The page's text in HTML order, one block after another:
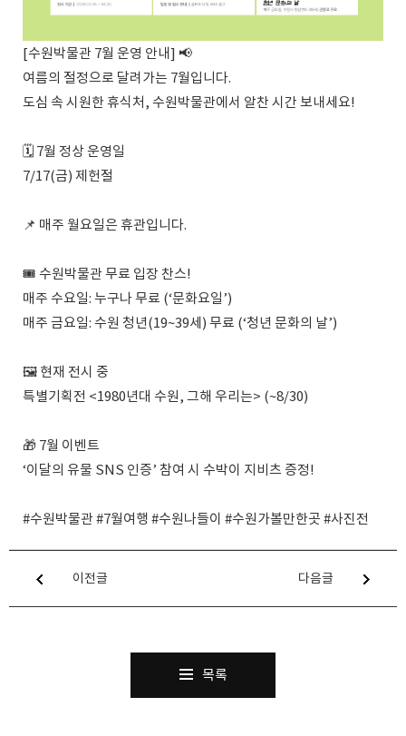
[수원박물관 7월 운영 안내] 📢
여름의 절정으로 달려가는 7월입니다.
도심 속 시원한 휴식처, 수원박물관에서 알찬 시간 보내세요!
🗓️ 7월 정상 운영일
7/17(금) 제헌절
📌 매주 월요일은 휴관입니다.
🎟️ 수원박물관 무료 입장 찬스!
매주 수요일: 누구나 무료 (‘문화요일’)
매주 금요일: 수원 청년(19~39세) 무료 (‘청년 문화의 날’)
🖼️ 현재 전시 중
특별기획전 <1980년대 수원, 그해 우리는> (~8/30)
🎁 7월 이벤트
‘이달의 유물 SNS 인증’ 참여 시 수박이 지비츠 증정!
#수원박물관 #7월여행 #수원나들이 #수원가볼만한곳 #사진전
이전글 다음글
목록